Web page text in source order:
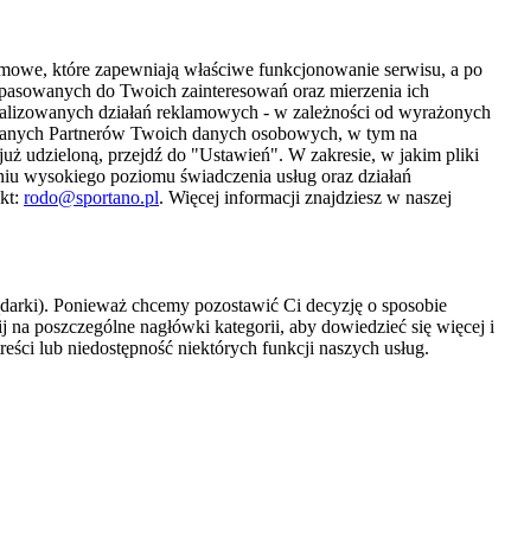
które zapewniają właściwe funkcjonowanie serwisu, a po
do Twoich zainteresowań oraz mierzenia ich
działań reklamowych - w zależności od wyrażonych
Partnerów Twoich danych osobowych, w tym na
udzieloną, przejdź do "Ustawień". W zakresie, w jakim pliki
wysokiego poziomu świadczenia usług oraz działań
rodo@sportano.pl. Więcej informacji znajdziesz w naszej
Ponieważ chcemy pozostawić Ci decyzję o sposobie
poszczególne nagłówki kategorii, aby dowiedzieć się więcej i
lub niedostępność niektórych funkcji naszych usług.